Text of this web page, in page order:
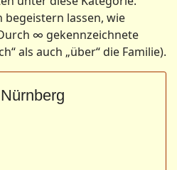
begeistern lassen, wie
∞ gekennzeichnete
als auch „über“ die Familie).